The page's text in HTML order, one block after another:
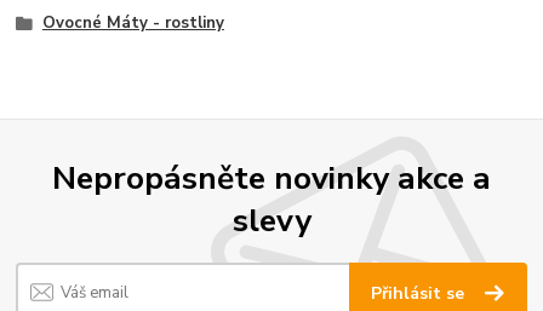
Ovocné Máty - rostliny
Nepropásněte novinky akce a
slevy
Přihlásit se